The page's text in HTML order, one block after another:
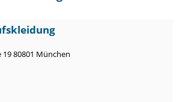
80801 München